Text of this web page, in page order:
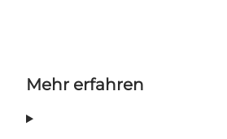
Mehr erfahren